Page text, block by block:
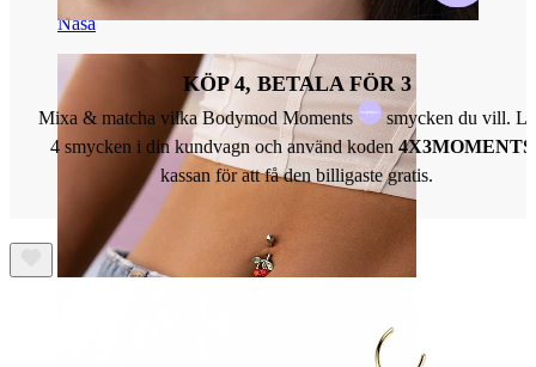
Näsa
KÖP 4, BETALA FÖR 3
Mixa & matcha vilka Bodymod Moments
smycken du vill.
4 smycken i din kundvagn och använd koden 4X3MOMENTS
kassan för att få den billigaste gratis.